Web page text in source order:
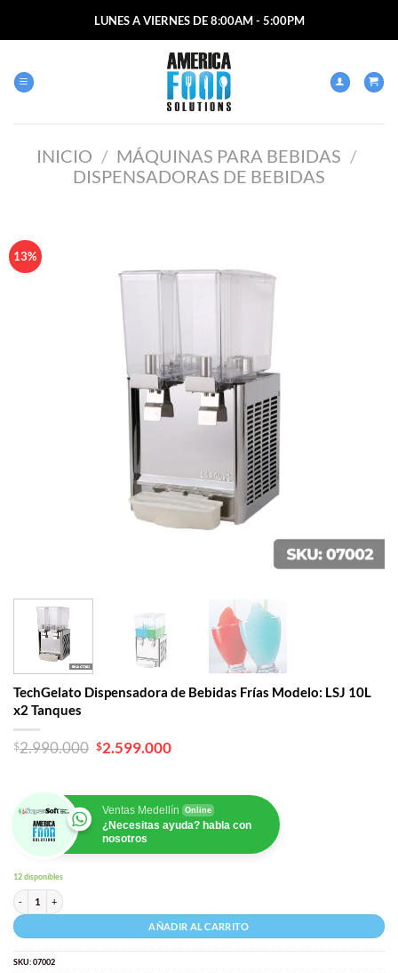
LUNES A VIERNES DE 8:00AM - 5:00PM
INICIO / MÁQUINAS PARA BEBIDAS /
DISPENSADORAS DE BEBIDAS
13%
TechGelato Dispensadora de Bebidas Frías Modelo: LSJ 10L
x2 Tanques
$2.990.000 El
$2.990.000.
$2.599.000El
$2.599.000.
Ventas Medellín Online
¿Necesitas ayuda? habla con
nosotros
12 disponibles
TechGelato Dispensadora de Bebidas Frías Modelo: LSJ 10L x2 Tanques cantidad
AÑADIR AL CARRITO
SKU:07002